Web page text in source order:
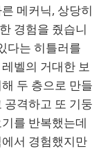
메커닉, 상당히
경험을 줬습니
다는 히틀러를
벨의 거대한 보
두 층으로 만들
공격하고 또 기둥
를 반복했는데
서 경험했지만